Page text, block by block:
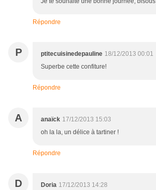
Répondre
P ptitecuisinedepauline 18/12/2013 00:01
Superbe cette confiture!
Répondre
A anaïck 17/12/2013 15:03
oh la la, un délice à tartiner !
Répondre
D Doria 17/12/2013 14:28